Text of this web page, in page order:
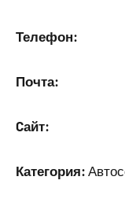
Телефон:
Почта:
Cайт:
Категория: